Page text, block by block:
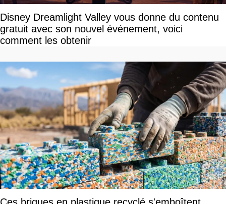
Disney Dreamlight Valley vous donne du contenu
gratuit avec son nouvel événement, voici
comment les obtenir